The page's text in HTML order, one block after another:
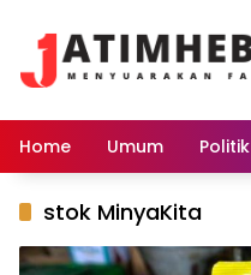
Home Umum Politik
stok MinyaKita